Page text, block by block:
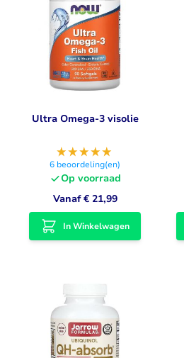
Ultra Omega-3 visolie
6 beoordeling(en)
Op voorraad
Vanaf€ 21,99
In Winkelwagen